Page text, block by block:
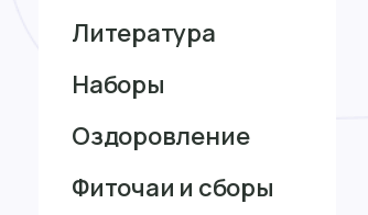
Литература
Наборы
Оздоровление
Фиточаи и сборы